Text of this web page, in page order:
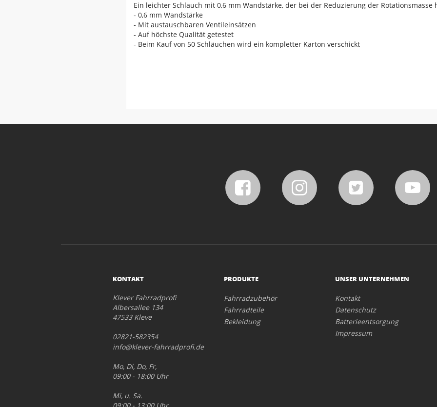
Ein leichter Schlauch mit 0,6 mm Wandstärke, der bei der Reduzierung der Rotationsmasse
- 0,6 mm Wandstärke
- Mit austauschbaren Ventileinsätzen
- Auf höchste Qualität getestet
- Beim Kauf von 50 Schläuchen wird ein kompletter Karton verschickt
KONTAKT
Klever Fahrradprofi
Albersallee 134
47533 Kleve
02821-582354
info@klever-fahrradprofi.de
Mo, Di, Do, Fr,
09:00 - 18:00 Uhr
Mi, u. Sa.
PRODUKTE
Fahrradzubehör
Fahrradteile
Bekleidung
UNSER UNTERNEHMEN
Kontakt
Datenschutz
Batterieentsorgung
Impressum